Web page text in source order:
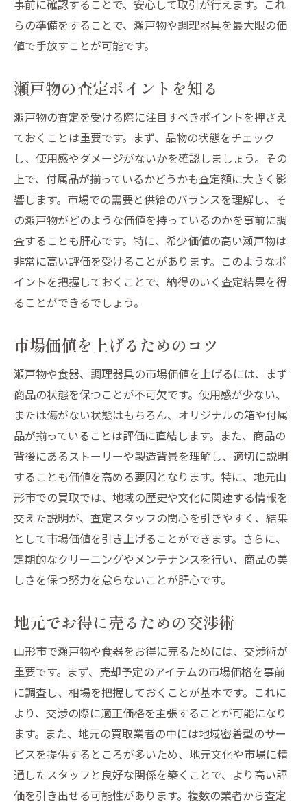
事前に確認することで、安心して取引が行えます。これ
らの準備をすることで、瀬戸物や調理器具を最大限の価
値で手放すことが可能です。
瀬戸物の査定ポイントを知る
瀬戸物の査定を受ける際に注目すべきポイントを押さえ
ておくことは重要です。まず、品物の状態をチェック
し、使用感やダメージがないかを確認しましょう。その
上で、付属品が揃っているかどうかも査定額に大きく影
響します。市場での需要と供給のバランスを理解し、そ
の瀬戸物がどのような価値を持っているのかを事前に調
査することも肝心です。特に、希少価値の高い瀬戸物は
非常に高い評価を受けることがあります。このようなポ
イントを把握しておくことで、納得のいく査定結果を得
ることができるでしょう。
市場価値を上げるためのコツ
瀬戸物や食器、調理器具の市場価値を上げるには、まず
商品の状態を保つことが不可欠です。使用感が少ない、
または傷がない状態はもちろん、オリジナルの箱や付属
品が揃っていることは評価に直結します。また、商品の
背後にあるストーリーや製造背景を理解し、適切に説明
することも価値を高める要因となります。特に、地元山
形市での買取では、地域の歴史や文化に関連する情報を
交えた説明が、査定スタッフの関心を引きやすく、結果
として市場価値を引き上げることができます。さらに、
定期的なクリーニングやメンテナンスを行い、商品の美
しさを保つ努力を怠らないことが肝心です。
地元でお得に売るための交渉術
山形市で瀬戸物や食器をお得に売るためには、交渉術が
重要です。まず、売却予定のアイテムの市場価格を事前
に調査し、相場を把握しておくことが基本です。これに
より、交渉の際に適正価格を主張することが可能になり
ます。また、地元の買取業者の中には地域密着型のサー
ビスを提供するところが多いため、地元文化や市場に精
通したスタッフと良好な関係を築くことで、より高い評
価を引き出せる可能性があります。複数の業者から査定